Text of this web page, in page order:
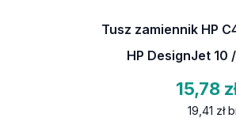
Tusz zamiennik HP
HP DesignJet 10
15,78
19,41 zł